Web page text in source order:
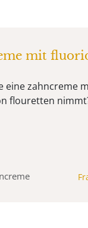
mit
eine zahncreme
flouretten